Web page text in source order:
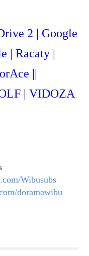
2 | Google
| Racaty |
||
| VIDOZA
Wibusubs
doramawibu